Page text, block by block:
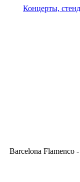
רומיאו ויוליה — הבלט הפלמנקו ברצלונה - Barcelona Flamenco